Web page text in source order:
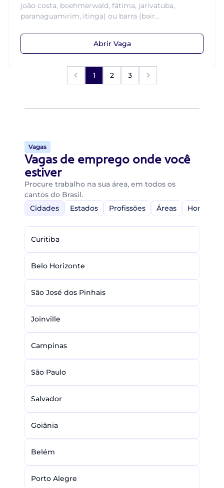
joão costa, boehmerwald, fátima, jarivatuba,
paranaguamirim, itinga) ou barra (bair...
Abrir Vaga
1 2 3
Vagas
Vagas de emprego onde você
estiver
Procure trabalho na sua área, em todos os
cantos do Brasil.
Cidades
Estados Profissões Áreas Home-
Curitiba
Belo Horizonte
São José dos Pinhais
Joinville
Campinas
São Paulo
Salvador
Goiânia
Belém
Porto Alegre